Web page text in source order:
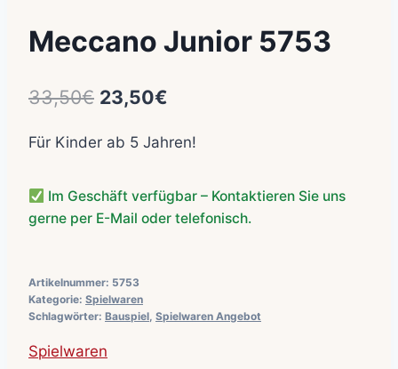
Meccano Junior 5753
33,50€ Ursprünglicher
war:
33,50€
23,50€
ist:
23,50€.
Für Kinder ab 5 Jahren!
Im Geschäft verfügbar – Kontaktieren Sie uns
gerne per E-Mail oder telefonisch.
Artikelnummer: 5753
Kategorie: Spielwaren
Schlagwörter: Bauspiel Spielwaren Angebot
Spielwaren